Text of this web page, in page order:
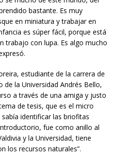
bastante. Es muy
en miniatura y trabajar en
es súper fácil, porque está
trabajo con lupa. Es algo mucho
estudiante de la carrera de
la Universidad Andrés Bello,
a través de una amiga y justo
de tesis, que es el micro
identificar las briofitas
fue como anillo al
y la Universidad, tiene
los recursos naturales”.